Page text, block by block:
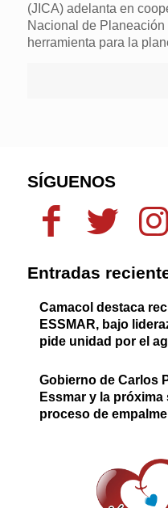
(JICA) adelanta en
Nacional de
herramienta para la
SÍGUENOS
Entradas
Camacol destaca
ESSMAR, bajo
pide unidad por el
Gobierno de Carlos
Essmar y la próxima
proceso de empalme